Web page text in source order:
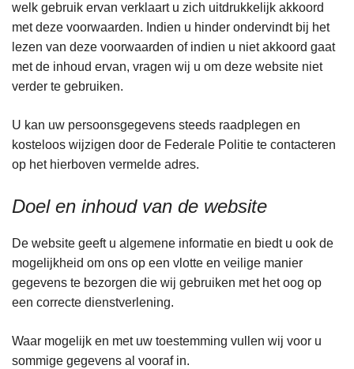
welk gebruik ervan verklaart u zich uitdrukkelijk akkoord
met deze voorwaarden. Indien u hinder ondervindt bij het
lezen van deze voorwaarden of indien u niet akkoord gaat
met de inhoud ervan, vragen wij u om deze website niet
verder te gebruiken.
U kan uw persoonsgegevens steeds raadplegen en
kosteloos wijzigen door de Federale Politie te contacteren
op het hierboven vermelde adres.
Doel en inhoud van de website
De website geeft u algemene informatie en biedt u ook de
mogelijkheid om ons op een vlotte en veilige manier
gegevens te bezorgen die wij gebruiken met het oog op
een correcte dienstverlening.
Waar mogelijk en met uw toestemming vullen wij voor u
sommige gegevens al vooraf in.